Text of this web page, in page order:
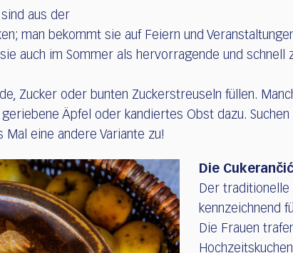
aus der
man bekommt sie auf Feiern und
auch im Sommer als hervorragende und schnell
Zucker oder bunten Zuckerstreuseln füllen.
Äpfel oder kandiertes Obst dazu.
eine andere Variante zu!
Die
Der traditionelle
kennzeichnend
Die Frauen